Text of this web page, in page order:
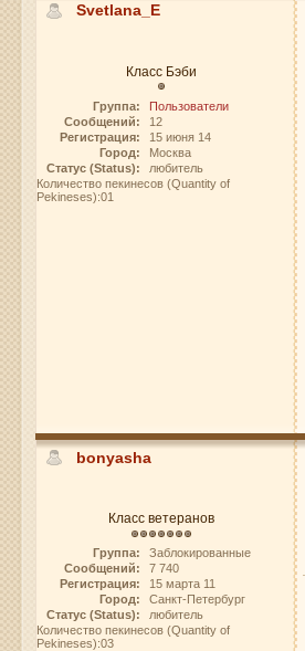
Svetlana_E
Класс Бэби
Группа:
Пользователи
Сообщений:
12
Регистрация:
15 июня 14
Город:
Москва
Статус (Status):
любитель
Количество пекинесов (Quantity of
Pekineses):01
bonyasha
Класс ветеранов
Группа:
Заблокированные
Сообщений:
7 740
Регистрация:
15 марта 11
Город:
Санкт-Петербург
Статус (Status):
любитель
Количество пекинесов (Quantity of
Pekineses):03